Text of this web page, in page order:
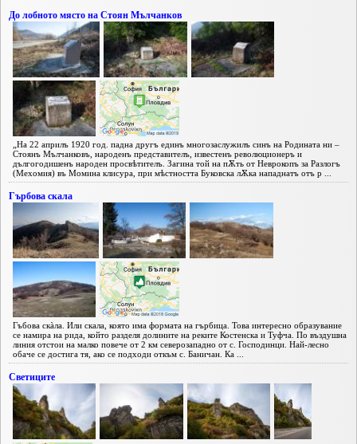
До лобното място на Стоян Мълчанков
„На 22 априлъ 1920 год. падна другъ единъ многозаслужилъ синъ на Родината ни –
Стоянъ Мълчанковъ, народенъ представителъ, известенъ революционеръ и
дългогодишенъ народен просвѣтителъ. Загина той на пѪть от Неврокопъ за Разлогъ
(Мехомия) въ Момина клисура, при мѣстността Буковска лѪка нападнатъ отъ р ...
Гърбова скала
Гъбова скàла. Или скала, която има формата на гърбица. Това интересно образувание
се намира на рида, който разделя долините на реките Костенска и Туфча. По въздушна
линия отстои на малко повече от 2 км северозападно от с. Господинци. Най-лесно
обаче се достига тя, ако се подходи откъм с. Баничан. Ка ...
Светиците